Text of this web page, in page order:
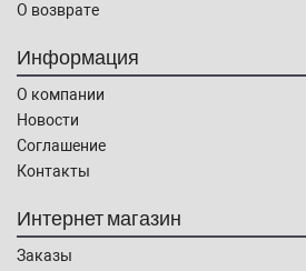
О возврате
Информация
О компании
Новости
Соглашение
Контакты
Интернет магазин
Заказы